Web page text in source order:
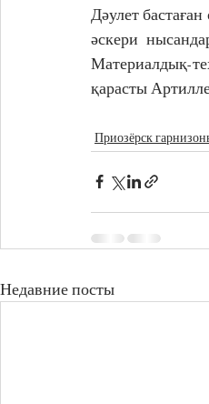
Дәулет
әскери
Материалдық-
қарасты
Приозёрск
Недавние посты